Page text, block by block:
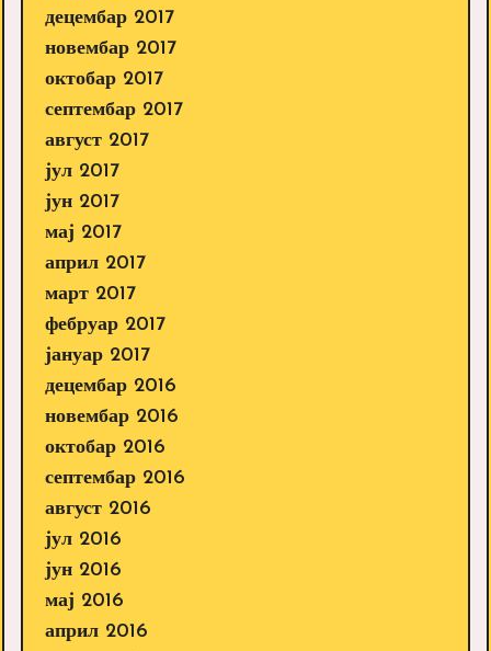
децембар 2017
новембар 2017
октобар 2017
септембар 2017
август 2017
јул 2017
јун 2017
мај 2017
април 2017
март 2017
фебруар 2017
јануар 2017
децембар 2016
новембар 2016
октобар 2016
септембар 2016
август 2016
јул 2016
јун 2016
мај 2016
април 2016